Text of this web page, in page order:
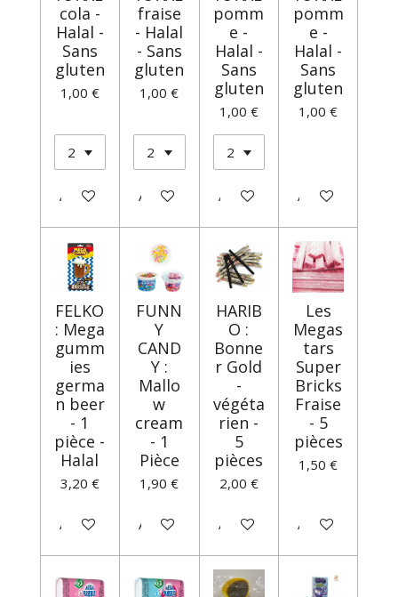
cola -
Halal -
Sans
gluten
1,00 €
Ajouter au panier
fraise
- Halal
- Sans
gluten
1,00 €
Ajouter au panier
pomm
e -
Halal -
Sans
gluten
1,00 €
Ajouter au panier
pomm
e -
Halal -
Sans
gluten
1,00 €
Ajouter au
FELKO
: Mega
gumm
ies
germa
n beer
- 1
pièce -
Halal
3,20 €
Ajouter au panier
FUNN
Y
CAND
Y :
Mallo
w
cream
- 1
Pièce
1,90 €
Ajouter au panier
HARIB
O :
Bonne
r Gold
-
végéta
rien -
5
pièces
2,00 €
Ajouter au panier
Les
Megas
tars
Super
Bricks
Fraise
- 5
pièces
1,50 €
Ajouter au